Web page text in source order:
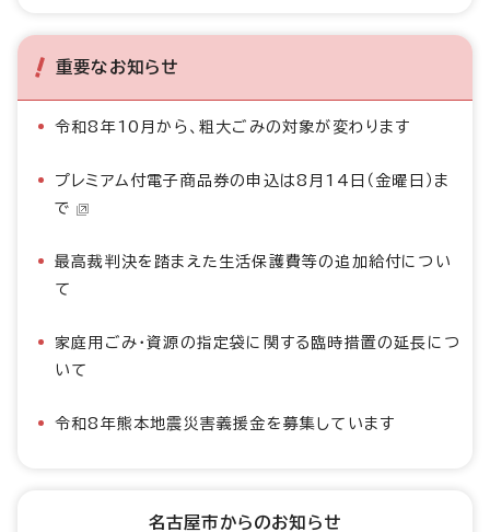
重要なお知らせ
令和8年10月から、粗大ごみの対象が変わります
プレミアム付電子商品券の申込は8月14日（金曜日）ま
で
最高裁判決を踏まえた生活保護費等の追加給付につい
て
家庭用ごみ・資源の指定袋に関する臨時措置の延長につ
いて
令和8年熊本地震災害義援金を募集しています
名古屋市からのお知らせ